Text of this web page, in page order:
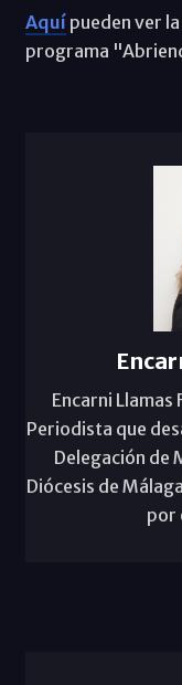
Aquípueden ver
programa
Encarni
Periodista que
Delegación de
Diócesis de
por